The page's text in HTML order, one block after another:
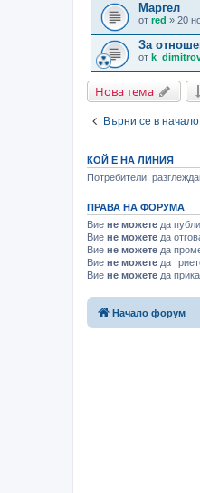
Маргел
от red » 20
За
от
Нова тема
Върни се в
КОЙ Е НА ЛИНИЯ
Потребители,
ПРАВА НА ФОРУМА
Вие не можете да
Вие не можете да
Вие не можете да
Вие не можете да
Вие не можете да
Начало форум